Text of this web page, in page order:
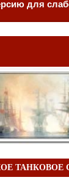
для
ТАНКОВОЕ